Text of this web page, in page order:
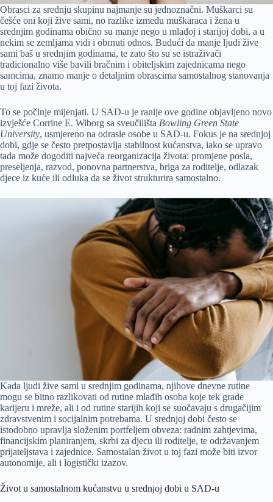
Obrasci za srednju skupinu najmanje su jednoznačni. Muškarci su
češće oni koji žive sami, no razlike između muškaraca i žena u
srednjim godinama obično su manje nego u mlađoj i starijoj dobi, a u
nekim se zemljama vidi i obrnuti odnos. Budući da manje ljudi žive
sami baš u srednjim godinama, te zato što su se istraživači
tradicionalno više bavili bračnim i obiteljskim zajednicama nego
samcima, znamo manje o detaljnim obrascima samostalnog stanovanja
u toj fazi života.
To se počinje mijenjati. U SAD-u je ranije ove godine objavljeno novo
izvješće Corrine E. Wiborg sa sveučilišta Bowling Green State
University, usmjereno na odrasle osobe u SAD-u. Fokus je na srednjoj
dobi, gdje se često pretpostavlja stabilnost kućanstva, iako se upravo
tada može dogoditi najveća reorganizacija života: promjene posla,
preseljenja, razvod, ponovna partnerstva, briga za roditelje, odlazak
djece iz kuće ili odluka da se život strukturira samostalno.
Kada ljudi žive sami u srednjim godinama, njihove dnevne rutine
mogu se bitno razlikovati od rutine mlađih osoba koje tek grade
karijeru i mreže, ali i od rutine starijih koji se suočavaju s drugačijim
zdravstvenim i socijalnim potrebama. U srednjoj dobi često se
istodobno upravlja složenim portfeljem obveza: radnim zahtjevima,
financijskim planiranjem, skrbi za djecu ili roditelje, te održavanjem
prijateljstava i zajednice. Samostalan život u toj fazi može biti izvor
autonomije, ali i logistički izazov.
Život u samostalnom kućanstvu u srednjoj dobi u SAD-u